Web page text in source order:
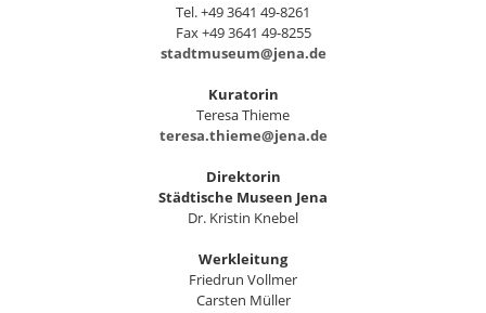
Tel. +49 3641 49-8261
Fax +49 3641 49-8255
stadtmuseum@jena.de
Kuratorin
Teresa Thieme
teresa.thieme@jena.de
Direktorin
Städtische Museen Jena
Dr. Kristin Knebel
Werkleitung
Friedrun Vollmer
Carsten Müller